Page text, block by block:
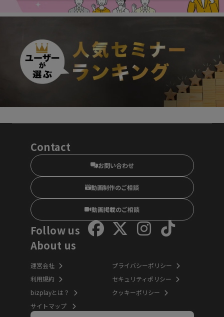
Contact
お問い合わせ
動画制作のご相談
動画掲載のご相談
Follow us
About us
運営会社
利用規約
bizplayとは？
サイトマップ
プライバシーポリシー
セキュリティポリシー
クッキーポリシー